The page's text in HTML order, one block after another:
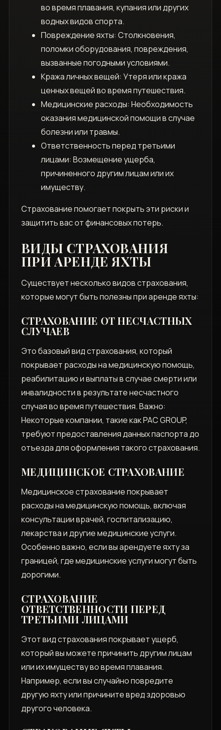
во время плавания, купания или других
водных видов спорта.
Повреждение яхты: Столкновения,
поломки оборудования, повреждения,
вызванные погодными условиями.
Кража личных вещей: Утеря или кража
ценных вещей во время путешествия.
Медицинские расходы: Необходимость
оказания медицинской помощи в случае
болезни или травмы.
Ответственность перед третьими
лицами: Возмещение ущерба,
причиненного другим лицам или их
имуществу.
Страхование помогает покрыть эти риски и
защитить вас от финансовых потерь.
ВИДЫ СТРАХОВАНИЯ
ПРИ АРЕНДЕ ЯХТЫ
Существует несколько видов страхования,
которые могут быть полезны при аренде яхты:
СТРАХОВАНИЕ ОТ НЕСЧАСТНЫХ
СЛУЧАЕВ
Это базовый вид страхования, который
покрывает расходы на медицинскую помощь,
реабилитацию и выплаты в случае смерти или
инвалидности в результате несчастного
случая во время путешествия. Важно:
Некоторые компании, такие как PAC GROUP,
требуют предоставления данных паспорта до
отъезда для оформления такого страхования.
МЕДИЦИНСКОЕ СТРАХОВАНИЕ
Медицинское страхование покрывает
расходы на медицинскую помощь, включая
консультации врачей, госпитализацию,
лекарства и другие медицинские услуги.
Особенно важно, если вы арендуете яхту за
границей, где медицинские услуги могут быть
дорогими.
СТРАХОВАНИЕ
ОТВЕТСТВЕННОСТИ ПЕРЕД
ТРЕТЬИМИ ЛИЦАМИ
Этот вид страхования покрывает ущерб,
который вы можете причинить другим лицам
или их имуществу во время плавания.
Например, если вы случайно повредите
другую яхту или причините вред здоровью
другого человека.